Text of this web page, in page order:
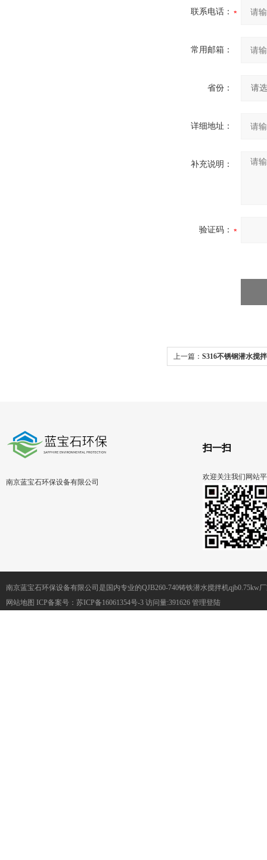
联系电话：
常用邮箱：
省份：
详细地址：
补充说明：
验证码：
上一篇： S316不锈钢潜水搅
南京蓝宝石环保设备有限公司
扫一扫
欢迎关注我们网站
南京蓝宝石环保设备有限公司是国内专业的QJB260-740铸铁潜水搅拌机qjb0.75kw
网站地图 ICP备案号： 苏ICP备16061354号-3 访问量:391626 管理登陆